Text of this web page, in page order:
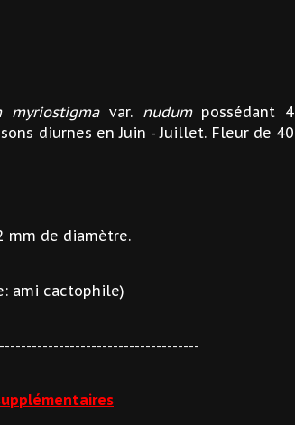
myriostigmavar. nudumpossédant 4
diurnes en Juin - Juillet. Fleur de 40
mm de diamètre.
ami cactophile)